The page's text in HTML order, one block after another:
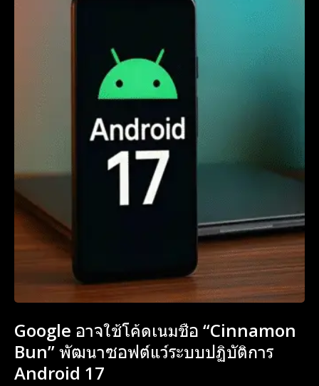
Google อาจใช้โค้ดเนมชื่อ “Cinnamon
Bun” พัฒนาซอฟต์แว์ระบบปฏิบัติการ
Android 17